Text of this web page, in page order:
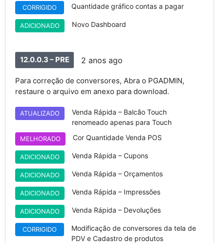
CORRIGIDO Quantidade gráfico contas a pagar
ADICIONADO Novo Dashboard
12.0.0.3 – PRE 2 anos ago
Para correção de conversores, Abra o PGADMIN,
restaure o arquivo em anexo para download.
ATUALIZADO
Venda Rápida – Balcão Touch
renomeado apenas para Touch
MELHORADO Cor Quantidade Venda POS
ADICIONADO Venda Rápida – Cupons
ADICIONADO Venda Rápida – Orçamentos
ADICIONADO Venda Rápida – Impressões
ADICIONADO Venda Rápida – Devoluções
CORRIGIDO
Modificação de conversores da tela de
PDV e Cadastro de produtos